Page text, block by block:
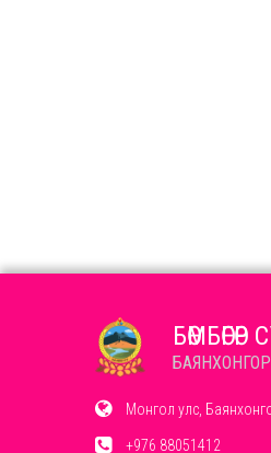
БӨМБӨГӨР
Монгол улс,
+976 88051412